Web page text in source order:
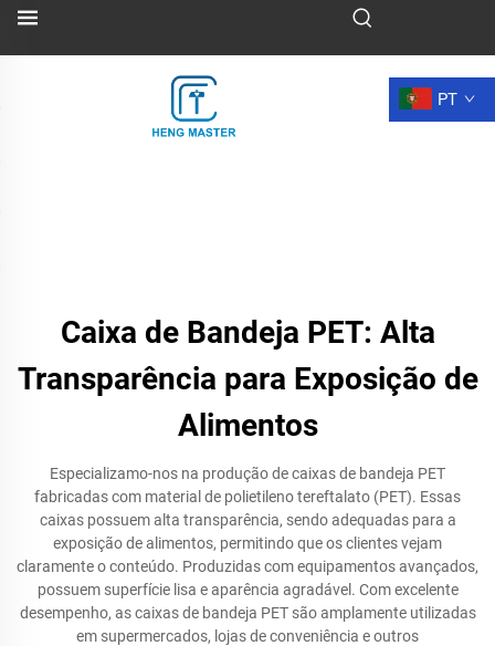
PT
Caixa de Bandeja PET: Alta
Transparência para Exposição de
Alimentos
Especializamo-nos na produção de caixas de bandeja PET
fabricadas com material de polietileno tereftalato (PET). Essas
caixas possuem alta transparência, sendo adequadas para a
exposição de alimentos, permitindo que os clientes vejam
claramente o conteúdo. Produzidas com equipamentos avançados,
possuem superfície lisa e aparência agradável. Com excelente
desempenho, as caixas de bandeja PET são amplamente utilizadas
em supermercados, lojas de conveniência e outros